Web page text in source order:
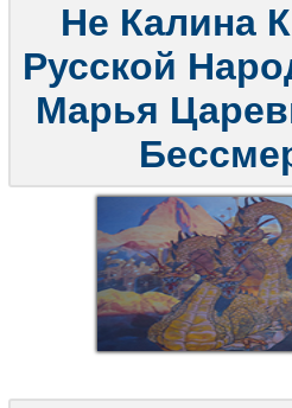
Не Калина
Русской
Марья